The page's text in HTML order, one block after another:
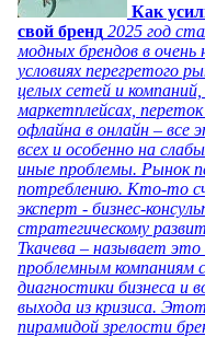
Как
свой бренд 2025 год
модных брендов в
условиях перегретого
целых сетей и компаний,
маркетплейсах,
офлайна в онлайн – все
всех и особенно на
иные проблемы. Рынок
потреблению. Кто-то
эксперт - бизнес-
стратегическому
Ткачева – называет
проблемным компаниям
диагностики бизнеса и
выхода из кризиса.
пирамидой зрелости